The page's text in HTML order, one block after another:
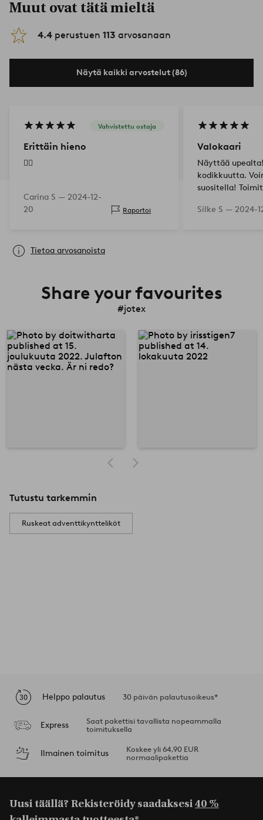
Muut ovat tätä mieltä
4.4 perustuen 113 arvosanaan
Näytä kaikki arvostelut (86)
Vahvistettu ostaja
Erittäin hieno
👍🏻
Carina S — 2024-12-
20
Raportoi
Valokaari
Näyttää
kodikkuutta.
suositella!
Silke S — 2024-
Tietoa arvosanoista
Share your favourites
#jotex
Tutustu tarkemmin
Ruskeat adventtikyntteliköt
Helppo palautus 30 päivän palautusoikeus*
Express
Saat pakettisi tavallista nopeammalla
toimituksella
Ilmainen toimitus
Koskee yli 64,90 EUR
normaalipakettia
Uusi täällä? Rekisteröidy saadaksesi40 %